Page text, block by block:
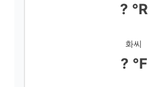
? °R
화씨
? °F